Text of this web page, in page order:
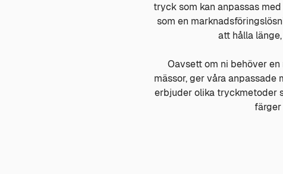
tryck som kan anpassas
som en
att hålla
Oavsett om ni behöver
mässor, ger våra
erbjuder olika tryckmetoder